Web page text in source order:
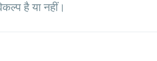
है या नहीं।